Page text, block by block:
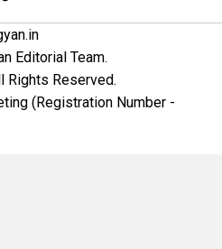
Editorial Team.
Rights Reserved.
(Registration Number -